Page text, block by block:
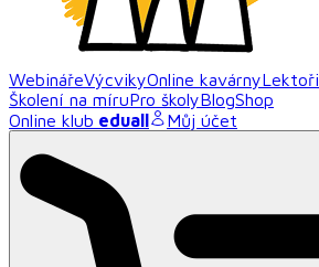
WebinářeVýcvikyOnline kavárnyLektoři
Školení na míruPro školyBlogShop
Online klub eduall Můj účet